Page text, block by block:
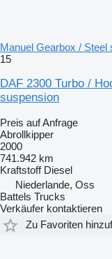
Manuel Gearbox / Steel
15
DAF 2300 Turbo /
suspension
Preis auf Anfrage
Abrollkipper
2000
741.942 km
Kraftstoff Diesel
Niederlande, Oss
Battels Trucks
Verkäufer kontaktieren
Zu Favoriten